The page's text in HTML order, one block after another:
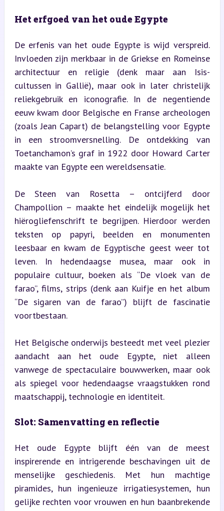
Het erfgoed van het oude Egypte
De erfenis van het oude Egypte is wijd verspreid.
Invloeden zijn merkbaar in de Griekse en Romeinse
architectuur en religie (denk maar aan Isis-
cultussen in Gallië), maar ook in later christelijk
reliekgebruik en iconografie. In de negentiende
eeuw kwam door Belgische en Franse archeologen
(zoals Jean Capart) de belangstelling voor Egypte
in een stroomversnelling. De ontdekking van
Toetanchamon’s graf in 1922 door Howard Carter
maakte van Egypte een wereldsensatie.
De Steen van Rosetta – ontcijferd door
Champollion – maakte het eindelijk mogelijk het
hiërogliefenschrift te begrijpen. Hierdoor werden
teksten op papyri, beelden en monumenten
leesbaar en kwam de Egyptische geest weer tot
leven. In hedendaagse musea, maar ook in
populaire cultuur, boeken als “De vloek van de
farao”, films, strips (denk aan Kuifje en het album
“De sigaren van de farao”) blijft de fascinatie
voortbestaan.
Het Belgische onderwijs besteedt met veel plezier
aandacht aan het oude Egypte, niet alleen
vanwege de spectaculaire bouwwerken, maar ook
als spiegel voor hedendaagse vraagstukken rond
maatschappij, technologie en identiteit.
Slot: Samenvatting en reflectie
Het oude Egypte blijft één van de meest
inspirerende en intrigerende beschavingen uit de
menselijke geschiedenis. Met hun machtige
piramides, hun ingenieuze irrigatiesystemen, hun
gelijke rechten voor vrouwen en hun baanbrekende